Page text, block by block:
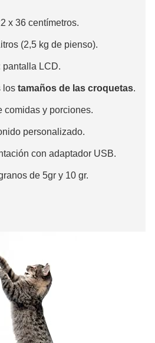
x 36 centímetros.
(2,5 kg de pienso).
pantalla LCD.
los tamaños de las croquetas.
comidas y porciones.
personalizado.
con adaptador USB.
de 5gr y 10 gr.